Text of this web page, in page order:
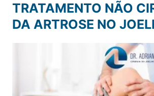
TRATAMENTO NÃO
DA ARTROSE NO